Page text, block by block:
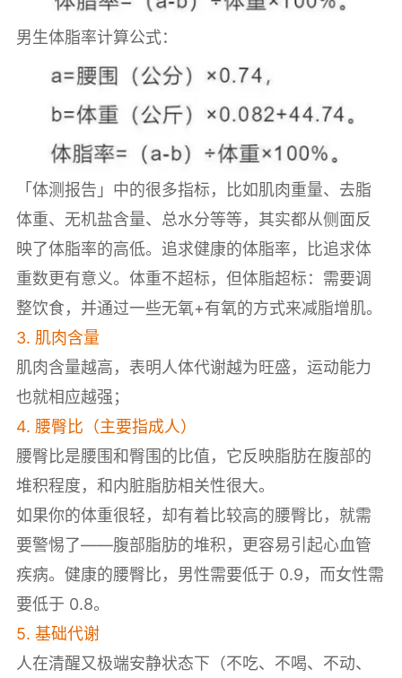
男生体脂率计算公式：
「体测报告」中的很多指标，比如肌肉重量、去脂
体重、无机盐含量、总水分等等，其实都从侧面反
映了体脂率的高低。追求健康的体脂率，比追求体
重数更有意义。体重不超标，但体脂超标：需要调
整饮食，并通过一些无氧+有氧的方式来减脂增肌。
3. 肌肉含量
肌肉含量越高，表明人体代谢越为旺盛，运动能力
也就相应越强；
4. 腰臀比（主要指成人）
腰臀比是腰围和臀围的比值，它反映脂肪在腹部的
堆积程度，和内脏脂肪相关性很大。
如果你的体重很轻，却有着比较高的腰臀比，就需
要警惕了——腹部脂肪的堆积，更容易引起心血管
疾病。健康的腰臀比，男性需要低于 0.9，而女性需
要低于 0.8。
5. 基础代谢
人在清醒又极端安静状态下（不吃、不喝、不动、